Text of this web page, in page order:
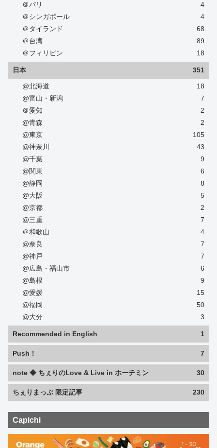
＠バリ
4
＠シンガポール
4
＠タイランド
68
＠台湾
89
＠フィリピン
18
日本 351
@北海道
18
@富山・新潟
7
＠愛知
2
@青森
2
@東京
105
@神奈川
43
@千葉
9
@関東
6
@静岡
8
@大阪
5
@京都
2
@三重
7
＠和歌山
4
@奈良
7
@神戸
7
@広島・福山市
6
@島根
9
@愛媛
15
@福岡
50
@大分
3
Recommended in English 1
Push！ 7
note ◆ ちぇりのLove & Live in ホーチミン 30
ちぇりまっぷ 限定記事 230
Capichi